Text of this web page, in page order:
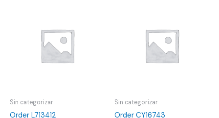
Sin categorizar
Order L713412
Sin categorizar
Order CY16743